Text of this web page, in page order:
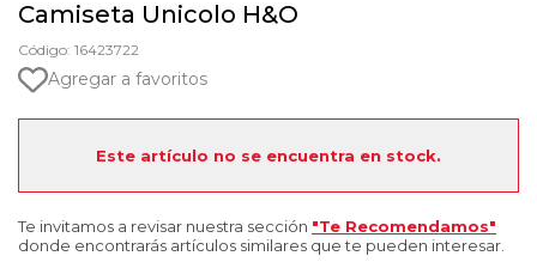
Camiseta Unicolo H&O
Código: 16423722
Agregar a favoritos
Este artículo no se encuentra en stock.
Te invitamos a revisar nuestra sección "Te Recomendamos"
donde encontrarás artículos similares que te pueden interesar.